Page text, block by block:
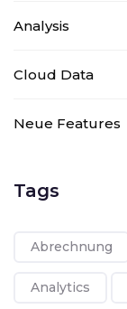
Analysis
Cloud Data
Neue Features
Tags
Abrechnung
Analytics